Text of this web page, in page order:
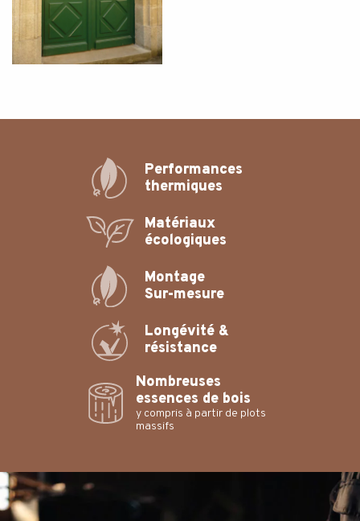
Performances
thermiques
Matériaux
écologiques
Montage
Sur-mesure
Longévité &
résistance
Nombreuses
essences de bois
y compris à partir de plots
massifs